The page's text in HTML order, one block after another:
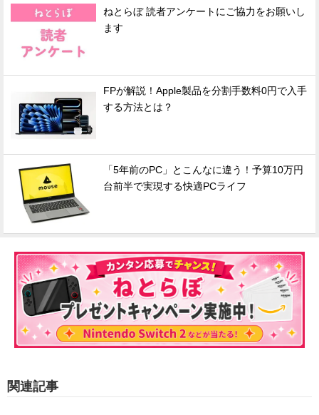
ねとらぼ 読者アンケートにご協力をお願いし
ます
FPが解説！Apple製品を分割手数料0円で入手
する方法とは？
「5年前のPC」とこんなに違う！予算10万円
台前半で実現する快適PCライフ
関連記事